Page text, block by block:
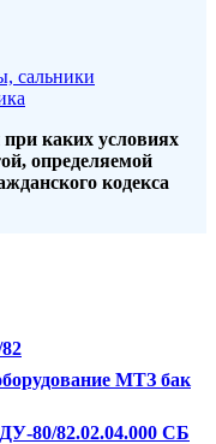
сальники
каких условиях
определяемой
кодекса
МТЗ бак
80/82.02.04.000 СБ